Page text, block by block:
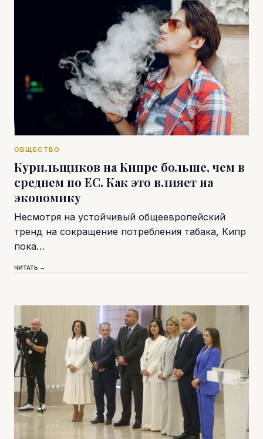
ОБЩЕСТВО
Курильщиков на Кипре больше, чем в
среднем по ЕС. Как это влияет на
экономику
Несмотря на устойчивый общеевропейский
тренд на сокращение потребления табака, Кипр
пока…
ЧИТАТЬ →